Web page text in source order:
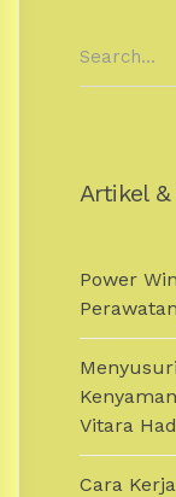
for:
Artikel
Power
Vitara
Cara